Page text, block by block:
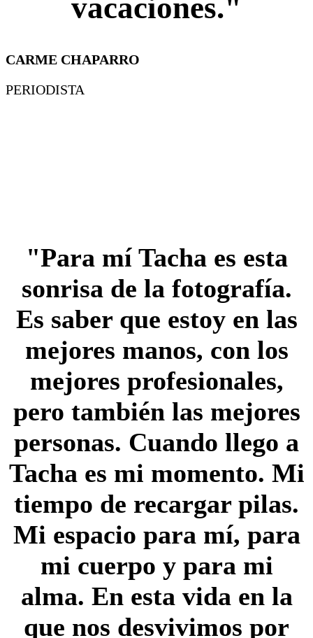
vacaciones."
CARME CHAPARRO
PERIODISTA
"Para mí Tacha es esta
sonrisa de la fotografía.
Es saber que estoy en las
mejores manos, con los
mejores profesionales,
pero también las mejores
personas. Cuando llego a
Tacha es mi momento. Mi
tiempo de recargar pilas.
Mi espacio para mí, para
mi cuerpo y para mi
alma. En esta vida en la
que nos desvivimos por